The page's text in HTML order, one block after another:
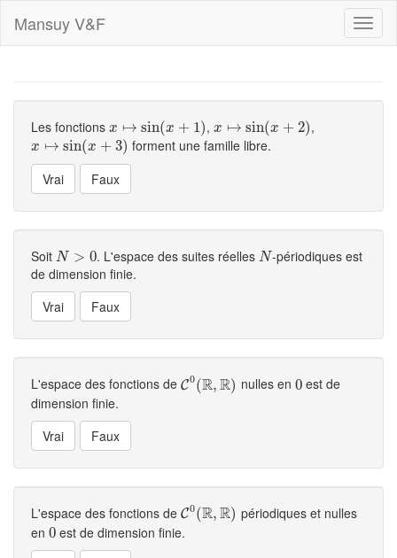
Mansuy V&F
Les fonctions x ↦ sin(x + 1)
x↦sin(x+1) , x ↦ sin(x + 2)
x↦sin(x+2) ,
x ↦ sin(x + 3)
x↦sin(x+3) forment une famille libre.
Soit N > 0
N> 0 . L'espace des suites réellesN
N -périodiques est
de dimension finie.
L'espace des fonctions de C0(R, R)
C0(R,R) nulles en 0
0est de
dimension finie.
L'espace des fonctions de C0(R, R)
C0(R,R)
périodiques et nulles
en 0
0 est de dimension finie.